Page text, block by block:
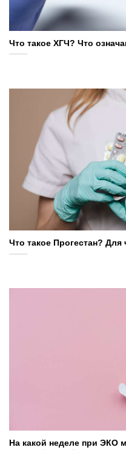
Что такое ХГЧ? Что
Что такое Прогестан? Для
На какой неделе при ЭКО